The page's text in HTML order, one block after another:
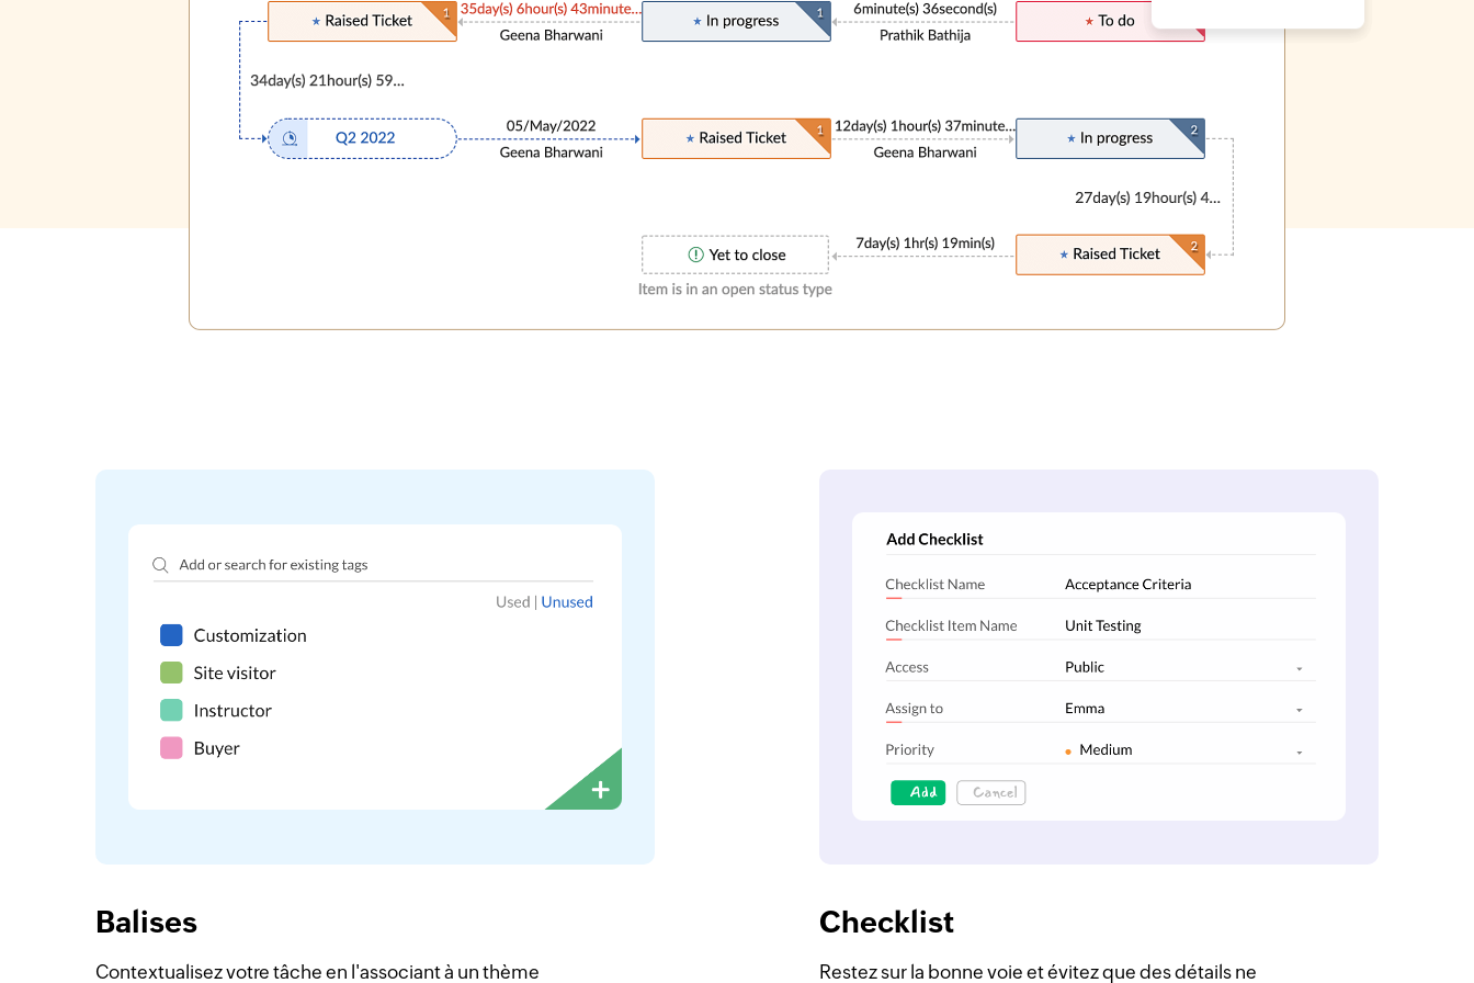
Balises
Contextualisez votre tâche en l'associant à un thème
Checklist
Restez sur la bonne voie et évitez que des détails ne